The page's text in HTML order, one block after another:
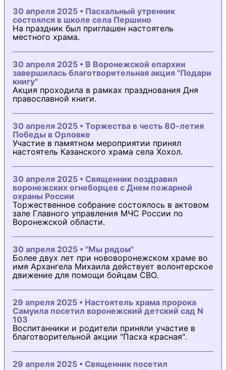
30 апреля 2025 • Пасхальный утренник
состоялся в школе села Першино
На праздник был приглашен настоятель
местного храма.
30 апреля 2025 • В Воронежской епархии
завершилась благотворительная акция "Подари
книгу"
Акция проходила в рамках празднования Дня
православной книги.
30 апреля 2025 • Торжества в честь 80-летия
Победы в Орловке
Участие в памятном мероприятии принял
настоятель Казанского храма села Хохол.
30 апреля 2025 • Священник поздравил
воронежских огнеборцев с Днем пожарной
охраны России
Торжественное собрание состоялось в актовом
зале Главного управления МЧС России по
Воронежской области.
30 апреля 2025 • "Мы рядом"
Более двух лет при нововоронежском храме во
имя Архангела Михаила действует волонтерское
движение для помощи бойцам СВО.
29 апреля 2025 • Настоятель храма пророка
Самуила посетил воронежский детский сад N
103
Воспитанники и родители приняли участие в
благотворительной акции "Пасха красная".
29 апреля 2025 • Священник посетил